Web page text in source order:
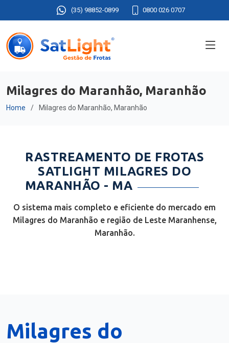
(35) 98852-0899 0800 026 0707
Milagres do Maranhão, Maranhão
Home Milagres do Maranhão, Maranhão
RASTREAMENTO DE FROTAS
SATLIGHT MILAGRES DO
MARANHÃO - MA
O sistema mais completo e eficiente do mercado em
Milagres do Maranhão e região de Leste Maranhense,
Maranhão.
Milagres do